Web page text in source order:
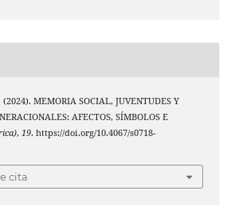
MEMORIA SOCIAL, JUVENTUDES Y
AFECTOS, SÍMBOLOS E
, 19. https://doi.org/10.4067/s0718-
cita